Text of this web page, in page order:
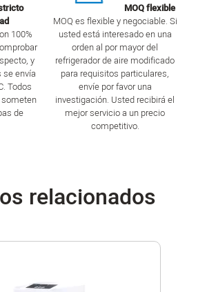
100%
y
se envía
Todos
de
MOQ flexible
MOQ es flexible y negociable. Si
usted está interesado en una
orden al por mayor del
refrigerador de aire modificado
para requisitos particulares,
envíe por favor una
investigación. Usted recibirá el
mejor servicio a un precio
competitivo.
relacionados